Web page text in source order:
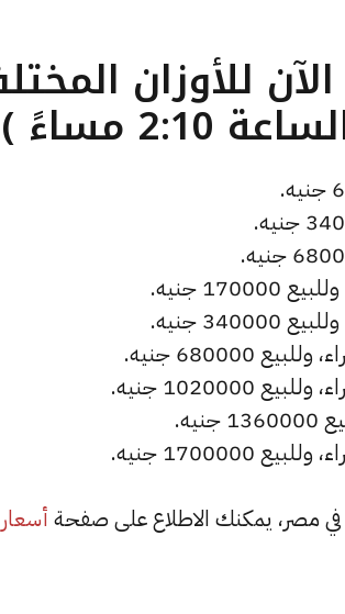
ما هو سعر الذهب عيار 21 الآن للأوزان
أسعار